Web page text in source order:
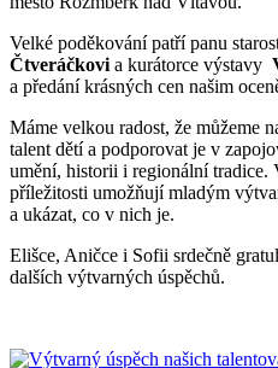
Velké poděkování patří panu
Čtveráčkovi a kurátorce výstavy
a předání krásných cen našim
Máme velkou radost, že můžeme
talent dětí a podporovat je v
umění, historii i regionální tradice.
příležitosti umožňují mladým
a ukázat, co v nich je.
Elišce, Aničce i Sofii srdečně
dalších výtvarných úspěchů.